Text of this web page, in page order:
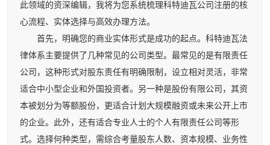
此领域的资深编辑，我将为您系统梳理科特迪瓦公司注册的核
心流程、实体选择与高效办理方法。
首先，明确您的商业实体形式是成功的起点。科特迪瓦法
律体系主要提供了几种常见的公司类型。最常见的是有限责任
公司，这种形式对股东责任有明确限制，设立相对灵活，非常
适合中小型企业和外国投资者。另一种是股份有限公司，其资
本被划分为等额股份，更适合计划大规模融资或未来公开上市
的企业。此外，还有适合专业人士的个人有限责任公司等形
式。选择何种类型，需综合考量股东人数、资本规模、业务性